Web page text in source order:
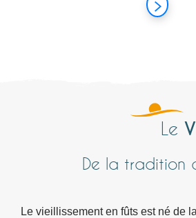
Le
De la tradition
Le vieillissement en fûts est né de